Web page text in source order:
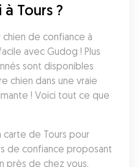
Tours ?
de confiance à
avec Gudog ! Plus
sont disponibles
chien dans une vraie
! Voici tout ce que
carte de Tours pour
de confiance proposant
près de chez vous.